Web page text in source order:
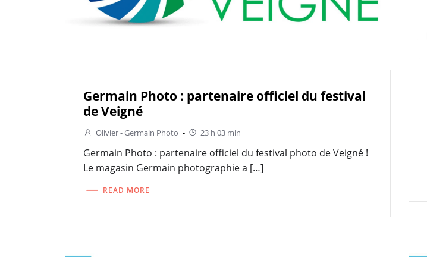
Germain Photo : partenaire officiel du festival
de Veigné
Olivier - Germain Photo - 23 h 03 min
Germain Photo : partenaire officiel du festival photo de Veigné !
Le magasin Germain photographie a […]
READ MORE